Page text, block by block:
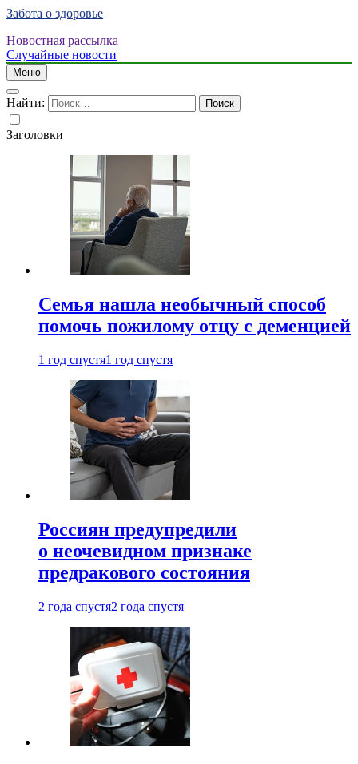
Забота о здоровье
Новостная рассылка
Случайные новости
Меню
Найти:
Заголовки
Семья нашла необычный способ
помочь пожилому отцу с деменцией
1 год спустя1 год спустя
Россиян предупредили
о неочевидном признаке
предракового состояния
2 года спустя2 года спустя